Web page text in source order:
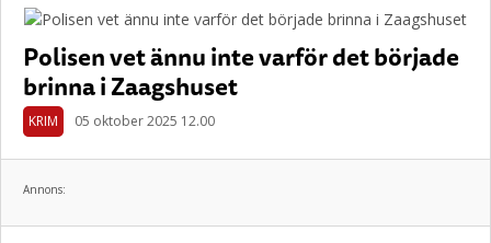
Polisen vet ännu inte varför det började
brinna i Zaagshuset
KRIM 05 oktober 2025 12.00
Annons: